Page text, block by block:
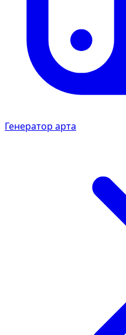
Генератор арта